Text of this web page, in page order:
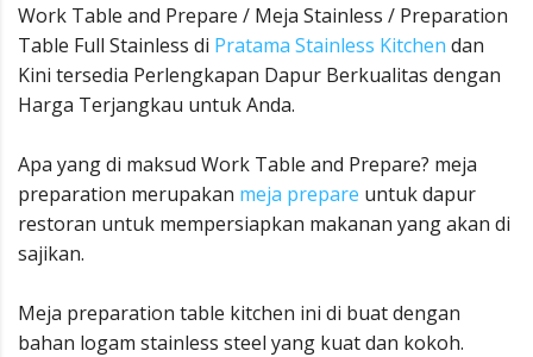
Work Table and Prepare / Meja Stainless / Preparation
Table Full Stainless di Pratama Stainless Kitchen dan
Kini tersedia Perlengkapan Dapur Berkualitas dengan
Harga Terjangkau untuk Anda.
Apa yang di maksud Work Table and Prepare? meja
preparation merupakan meja prepare untuk dapur
restoran untuk mempersiapkan makanan yang akan di
sajikan.
Meja preparation table kitchen ini di buat dengan
bahan logam stainless steel yang kuat dan kokoh.